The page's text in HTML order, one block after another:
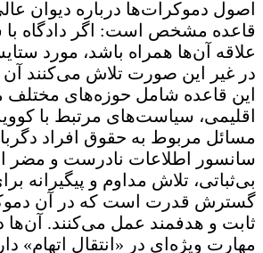
اصول دموکرات‌ها درباره دیوان
قاعده مشخص است: اگر دادگاه
علاقه آن‌ها همراه باشد، مورد
در غیر این صورت تلاش می‌کنند آن
این قاعده شامل حوزه‌های مختلف
اقلیمی، سیاست‌های مرتبط با
مسائل مربوط به حقوق افراد
سانسور اطلاعات نادرست و مضر
بی‌ثباتی، تلاش مداوم و پیگیرانه
گسترش قدرت است که در آن
ثابت و هدفمند عمل می‌کنند. آن‌ها
مهارت ویژه‌ای در «انتقال اتهام»